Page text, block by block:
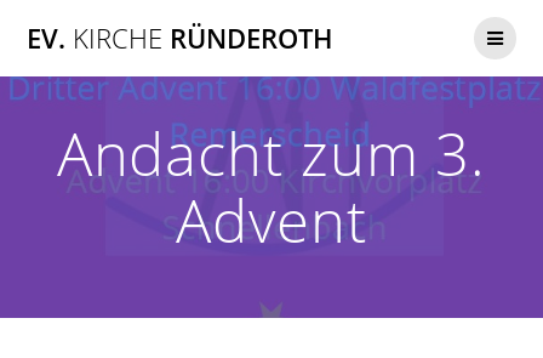
Inhalt
EV. KIRCHE RÜNDEROTH
Andacht zum 3.
Advent